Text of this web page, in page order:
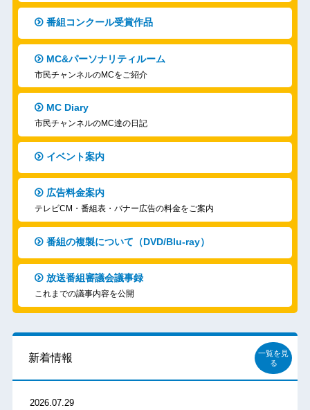
番組コンクール受賞作品
MC&パーソナリティルーム
市民チャンネルのMCをご紹介
MC Diary
市民チャンネルのMC達の日記
イベント案内
広告料金案内
テレビCM・番組表・バナー広告の料金をご案内
番組の複製について（DVD/Blu-ray）
放送番組審議会議事録
これまでの議事内容を公開
新着情報
一覧を見
る
2026.07.29